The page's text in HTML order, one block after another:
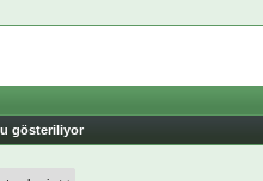
gösteriliyor